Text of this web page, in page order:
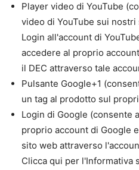
Player video di YouTube
video di YouTube sui nostri
Login all'account di
accedere al proprio
il DEC attraverso tale
Pulsante Google+1
un tag al prodotto sul
Login di Google (consente
proprio account di Google
sito web attraverso
Clicca qui per l'Informativa